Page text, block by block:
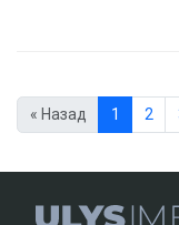
« Назад 1 2